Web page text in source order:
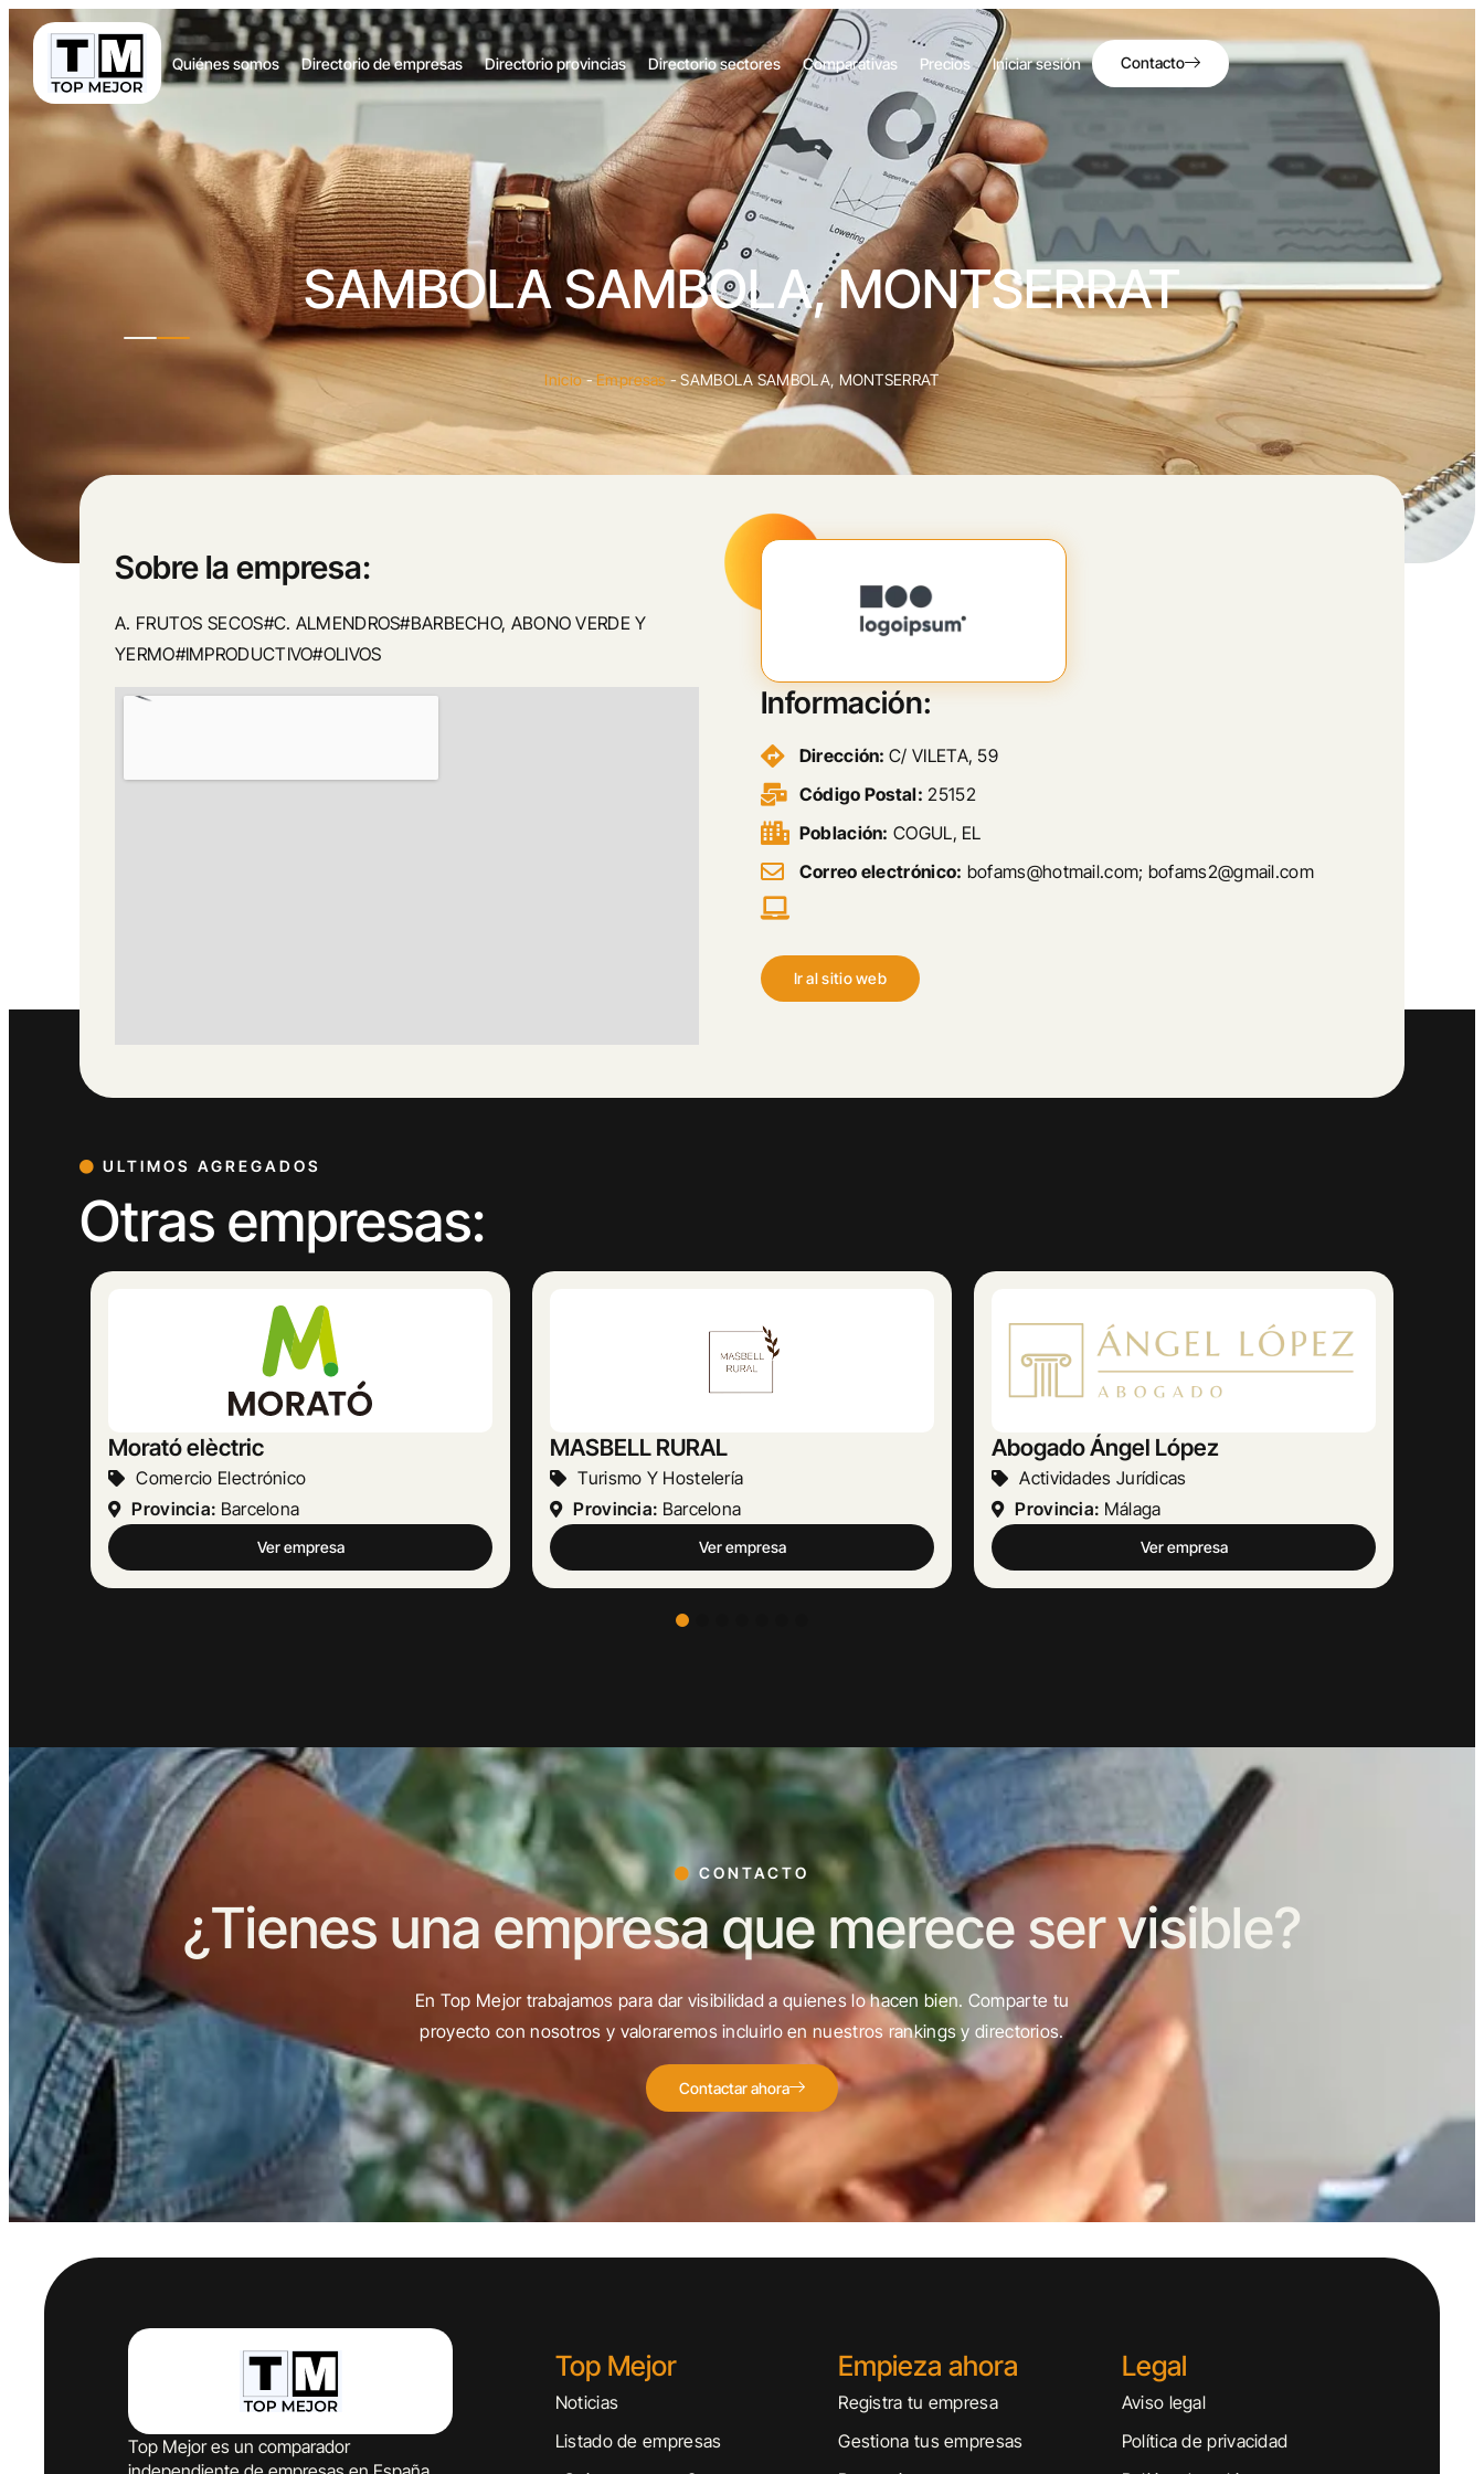
Quiénes somos Directorio de empresas Directorio provincias Directorio sectores Comparativas Precios Iniciar sesión Contacto
SAMBOLA SAMBOLA, MONTSERRAT
Inicio-Empresas -SAMBOLA SAMBOLA, MONTSERRAT
Sobre la empresa:
A. FRUTOS SECOS#C. ALMENDROS#BARBECHO, ABONO VERDE Y
YERMO#IMPRODUCTIVO#OLIVOS
Información:
Dirección:C/ VILETA, 59
Código Postal: 25152
Población: COGUL, EL
Correo electrónico: bofams@hotmail.com; bofams2@gmail.com
Ir al sitio web
ULTIMOS AGREGADOS
Otras empresas:
MASBELL RURAL
Turismo Y Hostelería
Provincia: Barcelona
Ver empresa
Abogado Ángel López
Actividades Jurídicas
Provincia: Málaga
Ver empresa
AMETRINA MUSIC
Otras Actividades Empresariales
Provincia: Barcelona
Ver empresa
CONTACTO
¿Tienes una empresa que merece ser visible?
En Top Mejor trabajamos para dar visibilidad a quienes lo hacen bien. Comparte tu
proyecto con nosotros y valoraremos incluirlo en nuestros rankings y directorios.
Contactar ahora
Top Mejor es un comparador
Top Mejor
Noticias
Listado de empresas
Empieza ahora
Registra tu empresa
Gestiona tus empresas
Legal
Aviso legal
Política de privacidad